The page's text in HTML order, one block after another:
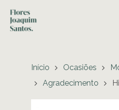
Início Ocasiões
Agradecimento